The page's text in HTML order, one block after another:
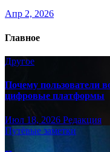
Апр 2, 2026
Главное
Другое
Почему пользователи
цифровые платформы
Июл 18, 2026 Редакция
Путёвые заметки